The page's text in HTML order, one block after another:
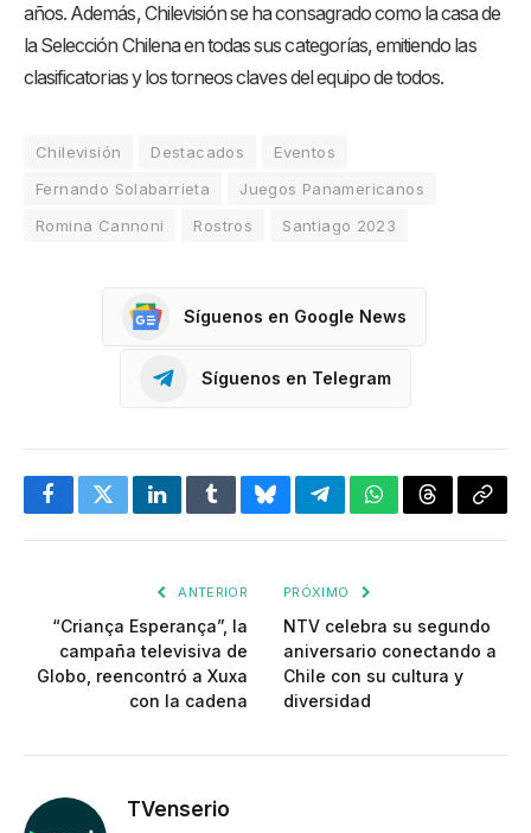
años. Además, Chilevisión se ha consagrado como la casa de
la Selección Chilena en todas sus categorías, emitiendo las
clasificatorias y los torneos claves del equipo de todos.
Chilevisión Destacados
Eventos
Fernando Solabarrieta
Juegos Panamericanos
Romina Cannoni
Rostros Santiago 2023
Síguenos en Google News
Síguenos en Telegram
FacebookTwitterLinkedInTumblrBlueskyTelegramWhatsApp
Threads
ANTERIOR
“Criança Esperança”, la
campaña televisiva de
Globo, reencontró a Xuxa
con la cadena
PRÓXIMO
NTV celebra su segundo
aniversario conectando a
Chile con su cultura y
diversidad
TVenserio